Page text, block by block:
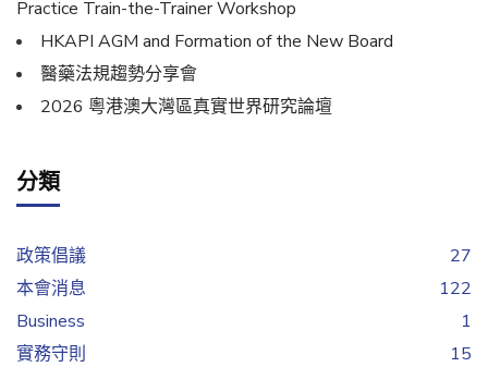
Practice Train-the-Trainer Workshop
HKAPI AGM and Formation of the New Board
醫藥法規趨勢分享會
2026 粵港澳大灣區真實世界研究論壇
分類
政策倡議
27
本會消息
122
Business
1
實務守則
15